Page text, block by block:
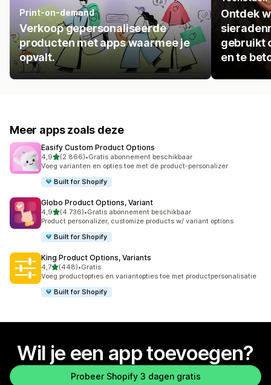
Print-on-demand
Verkoop gepersonaliseerde
producten met apps waarmee je
opvalt.
Ontdek
gebruikt
en te
Meer apps zoals deze
Easify Custom Product Options
4,9van 5 sterren
(2.866)
2866 recensies in totaal
•Gratis abonnement beschikbaar
Voeg varianten en opties toe met de product-personalizer
Built for Shopify
Globo Product Options, Variant
4,9van 5 sterren
(4.736)
4736 recensies in totaal
•Gratis abonnement beschikbaar
Product personalizer, customize products w/ variant options
Built for Shopify
King Product Options, Variants
4,7van 5 sterren
(448)
448 recensies in totaal
•Gratis
Voeg productopties en variantopties toe met productpersonalisatie
Built for Shopify
Wil je een app toevoegen?
Probeer Shopify 3 dagen gratis